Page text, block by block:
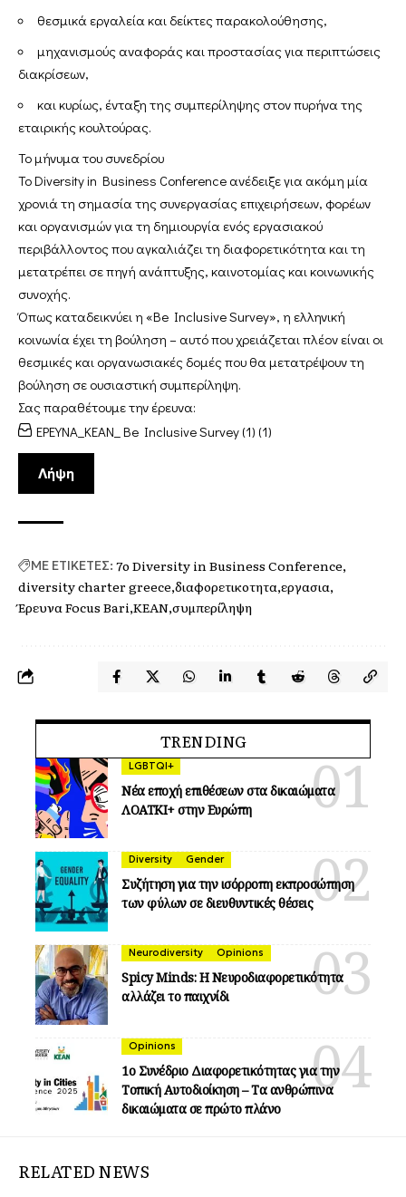
θεσμικά εργαλεία και δείκτες παρακολούθησης,
μηχανισμούς αναφοράς και προστασίας για περιπτώσεις
διακρίσεων,
και κυρίως, ένταξη της συμπερίληψης στον πυρήνα της
εταιρικής κουλτούρας.
Το μήνυμα του συνεδρίου
Το Diversity in Business Conference ανέδειξε για ακόμη μία
χρονιά τη σημασία της συνεργασίας επιχειρήσεων, φορέων
και οργανισμών για τη δημιουργία ενός εργασιακού
περιβάλλοντος που αγκαλιάζει τη διαφορετικότητα και τη
μετατρέπει σε πηγή ανάπτυξης, καινοτομίας και κοινωνικής
συνοχής.
Όπως καταδεικνύει η «Be Inclusive Survey», η ελληνική
κοινωνία έχει τη βούληση – αυτό που χρειάζεται πλέον είναι οι
θεσμικές και οργανωσιακές δομές που θα μετατρέψουν τη
βούληση σε ουσιαστική συμπερίληψη.
Σας παραθέτουμε την έρευνα:
ΕΡΕΥΝΑ_ΚΕΑΝ_ Be Inclusive Survey (1) (1)
Λήψη
ΜΕ ΕΤΙΚΕΤΕΣ: 7ο Diversity in Business Conference
diversity charter greece διαφορετικοτητα εργασια
Έρευνα Focus Bari ΚΕΑΝ συμπερίληψη
TRENDING
LGBTQI+
Νέα εποχή επιθέσεων στα δικαιώματα
ΛΟΑΤΚΙ+ στην Ευρώπη
Diversity Gender
Συζήτηση για την ισόρροπη εκπροσώπηση
των φύλων σε διευθυντικές θέσεις
Neurodiversity Opinions
Spicy Minds: Η Νευροδιαφορετικότητα
αλλάζει το παιχνίδι
Opinions
1ο Συνέδριο Διαφορετικότητας για την
Τοπική Αυτοδιοίκηση – Τα ανθρώπινα
δικαιώματα σε πρώτο πλάνο
RELATED NEWS